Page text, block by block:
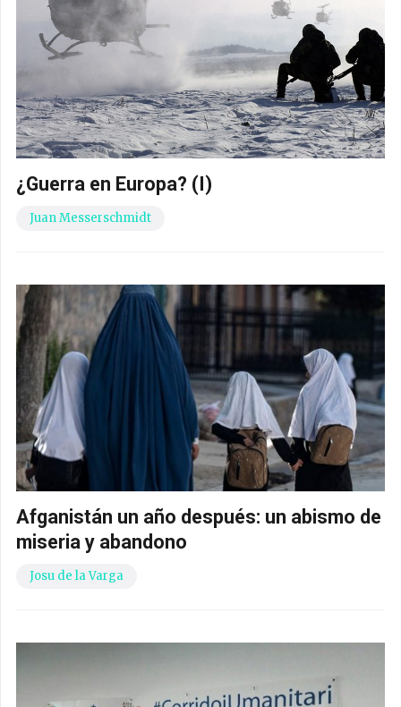
¿Guerra en Europa? (I)
Juan Messerschmidt
Afganistán un año después: un abismo de
miseria y abandono
Josu de la Varga